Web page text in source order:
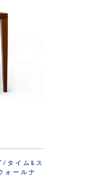
イム&ス
ォールナ